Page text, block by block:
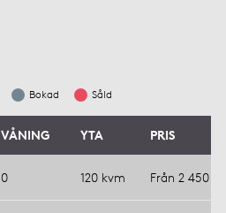
Bokad Såld
VÅNING YTA PRIS
0 120 kvm Från 2 450